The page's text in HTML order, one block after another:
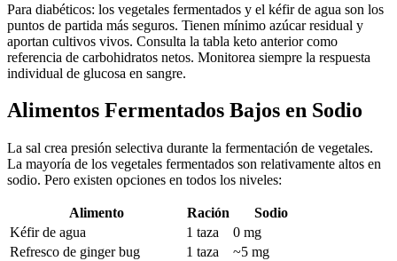
Para diabéticos: los vegetales fermentados y el kéfir de agua son los
puntos de partida más seguros. Tienen mínimo azúcar residual y
aportan cultivos vivos. Consulta la tabla keto anterior como
referencia de carbohidratos netos. Monitorea siempre la respuesta
individual de glucosa en sangre.
Alimentos Fermentados Bajos en Sodio
La sal crea presión selectiva durante la fermentación de vegetales.
La mayoría de los vegetales fermentados son relativamente altos en
sodio. Pero existen opciones en todos los niveles:
Alimento Ración
Sodio
Kéfir de agua
1 taza
0 mg
Refresco de ginger bug
1 taza
~5 mg